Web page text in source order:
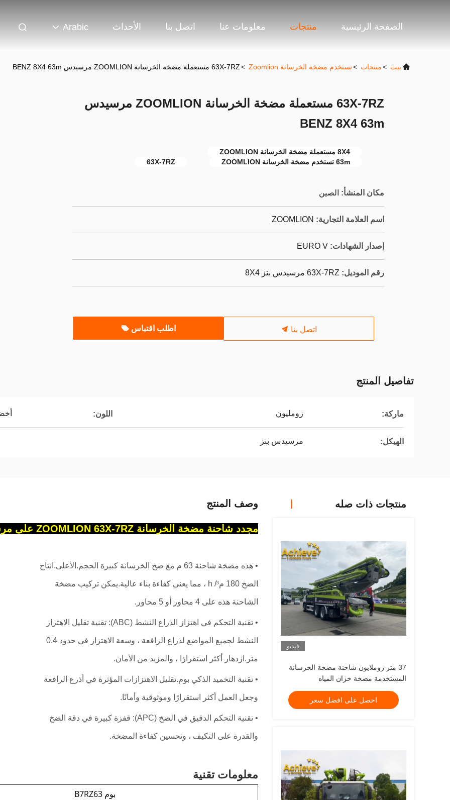
الصفحة الرئيسية منتجات معلومات عنا اتصل بنا الأحداث Arabic
بيت >منتجات >تستخدم مضخة الخرسانة Zoomlion >63X-7RZ مستعملة مضخة الخرسانة ZOOMLION مرسيدس BENZ 8X4 63m
63X-7RZ مستعملة مضخة الخرسانة ZOOMLION مرسيدس
BENZ 8X4 63m
8X4 مستعملة مضخة الخرسانة ZOOMLION
63m تستخدم مضخة الخرسانة ZOOMLION
63X-7RZ
مكان المنشأ: الصين
اسم العلامة التجارية: ZOOMLION
إصدار الشهادات: EURO V
رقم الموديل: 63X-7RZ مرسيدس بنز 8X4
اتصل بنا اطلب اقتباس
تفاصيل المنتج
ماركة: زومليون اللون:
الهيكل: مرسيدس بنز
منتجات ذات صله
فيديو
37 متر زوملايون شاحنة مضخة الخرسانة
المستخدمة مضخة خزان المياه
Putzmeister
احصل على افضل سعر
وصف المنتج
مجدد شاحنة مضخة الخرسانة ZOOMLION 63X-7RZ على مرسيدس بنز 8X4
• هذه مضخة شاحنة 63 م مع ضخ الخرسانة كبيرة الحجم.الأعلى.انتاج
الضخ 180 م ³ / h ، مما يعني كفاءة بناء عالية.يمكن تركيب مضخة
الشاحنة هذه على 4 محاور أو 5 محاور.
• تقنية التحكم في اهتزاز الذراع النشط (ABC): تقنية تقليل الاهتزاز
النشط لجميع المواضع لذراع الرافعة ، وسعة الاهتزاز في حدود 0.4
متر.ازدهار أكثر استقرارًا ، والمزيد من الأمان.
• تقنية التخميد الذكي بوم.تقليل الاهتزازات المؤثرة في أذرع الرافعة
وجعل العمل أكثر استقرارًا وموثوقية وأمانًا.
• تقنية التحكم الدقيق في الضخ (APC): قفزة كبيرة في دقة الضخ
والقدرة على التكيف ، وتحسين كفاءة المضخة.
معلومات تقنية
بوم B7RZ63